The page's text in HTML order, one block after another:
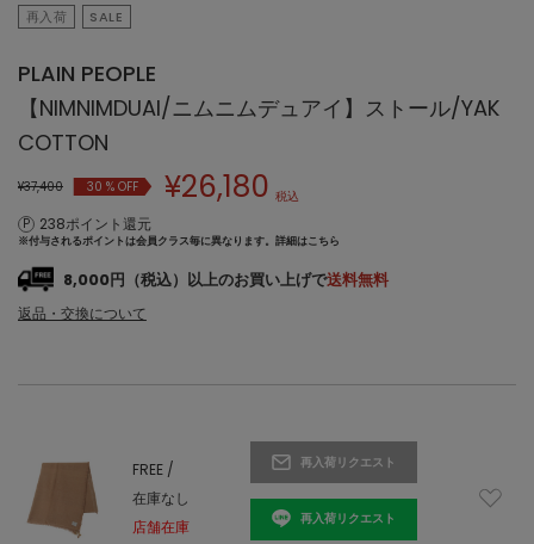
再入荷 SALE
PLAIN PEOPLE
【NIMNIMDUAI/ニムニムデュアイ】ストール/YAK
COTTON
¥37,400 30 % OFF ¥26,180 税込
238ポイント還元
※付与されるポイントは会員クラス毎に異なります。 詳細はこちら
8,000円（税込）以上のお買い上げで送料無料
返品・交換について
FREE /
在庫なし
店舗在庫
再入荷リクエスト
再入荷リクエスト